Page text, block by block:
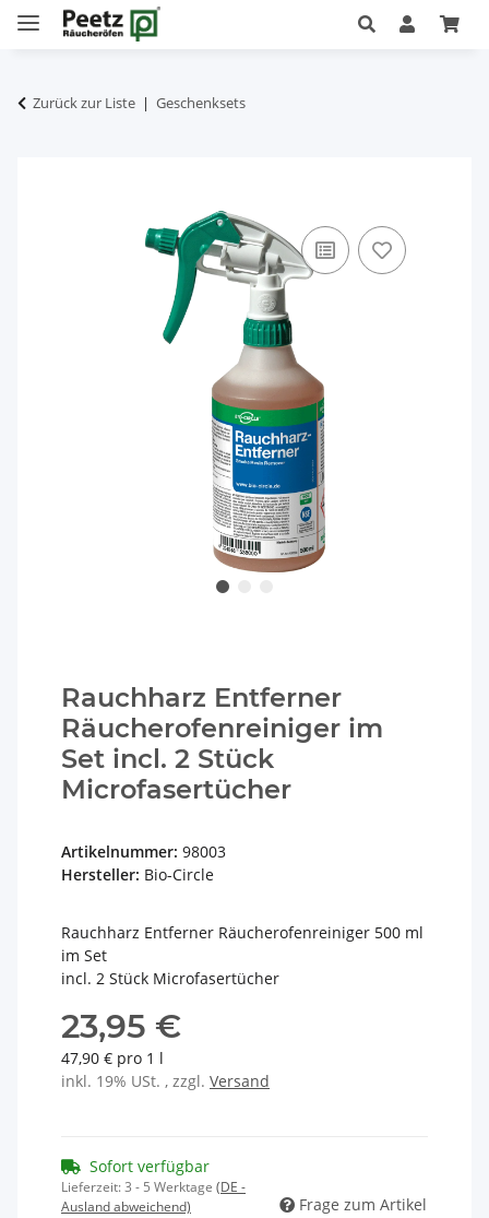
Zurück zur Liste Geschenksets
Rauchharz Entferner
Räucherofenreiniger im
Set incl. 2 Stück
Microfasertücher
Artikelnummer: 98003
Hersteller: Bio-Circle
Rauchharz Entferner Räucherofenreiniger 500 ml
im Set
incl. 2 Stück Microfasertücher
23,95 €
47,90 € pro 1 l
inkl. 19% USt. , zzgl. Versand
Sofort verfügbar
Lieferzeit:3 - 5 Werktage (DE -
Ausland abweichend)
Frage zum Artikel